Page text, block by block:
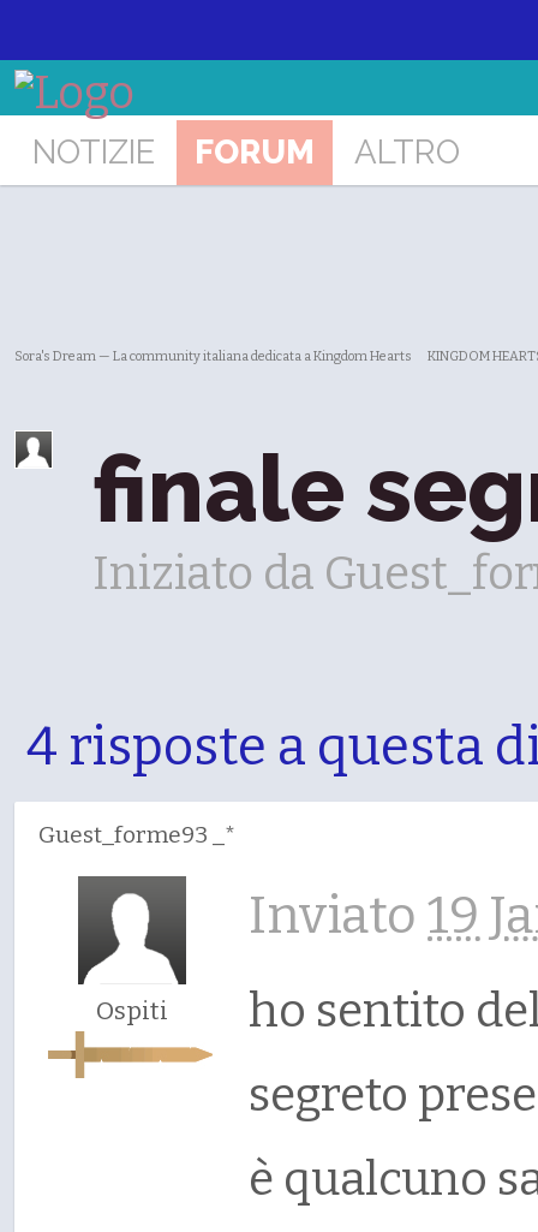
NOTIZIE FORUM ALTRO
Sora's Dream — La community italiana dedicata a Kingdom Hearts KINGDOM
finale
Iniziato da
4 risposte a questa
Guest_forme93 _*
Ospiti
Inviato 19
ho sentito
segreto
è qualcuno